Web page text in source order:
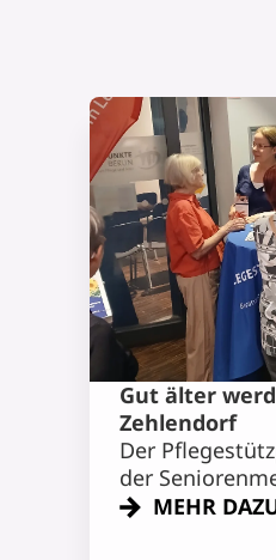
Gut älter
Zehlendorf
Der
der
MEHR